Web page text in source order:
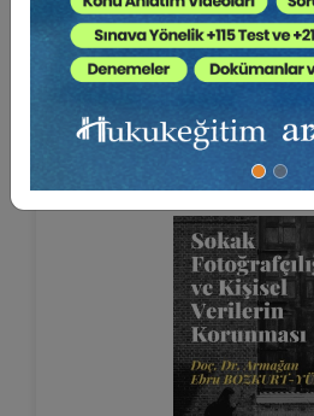
Asım EKREN
450 TL
270 TL